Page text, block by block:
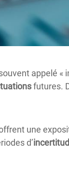
appelé «
futures.
une
d’